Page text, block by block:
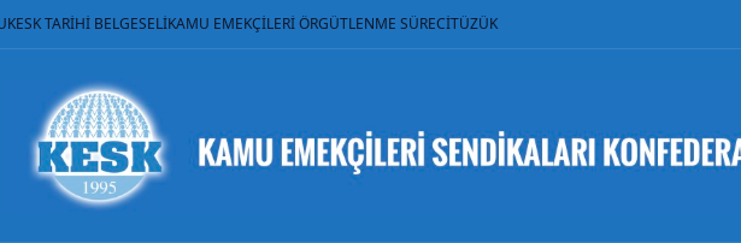
KESK TARİHİ BELGESELİKAMU EMEKÇİLERİ ÖRGÜTLENME SÜRECİTÜZÜK